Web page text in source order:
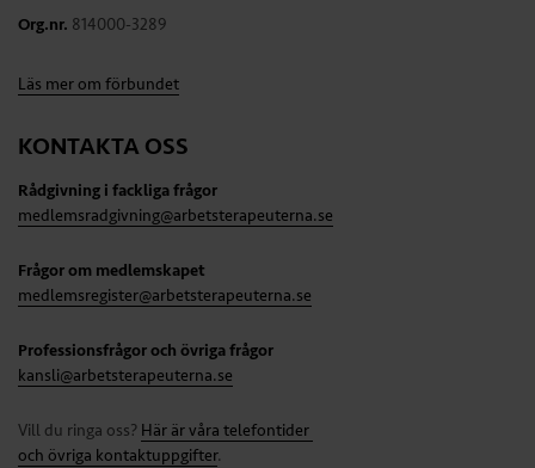
Org.nr. 814000-3289
Läs mer om förbundet
KONTAKTA OSS
Rådgivning i fackliga frågor
medlemsradgivning@arbetsterapeuterna.se
Frågor om medlemskapet
medlemsregister@arbetsterapeuterna.se
Professionsfrågor och övriga frågor
kansli@arbetsterapeuterna.se
Vill du ringa oss? Här är våra telefontider
och övriga kontaktuppgifter.